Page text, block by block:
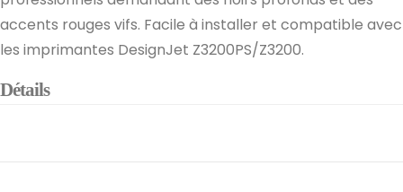
accents rouges vifs. Facile à installer et compatible avec
les imprimantes DesignJet Z3200PS/Z3200.
Détails